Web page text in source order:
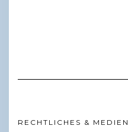
RECHTLICHES & MEDIEN